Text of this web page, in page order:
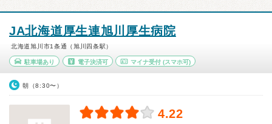
JA北海道厚生連旭川厚生病院
北海道旭川市1条通（旭川四条駅）
駐車場あり 電子決済可 マイナ受付 (スマホ可)
朝（8:30〜）
4.22